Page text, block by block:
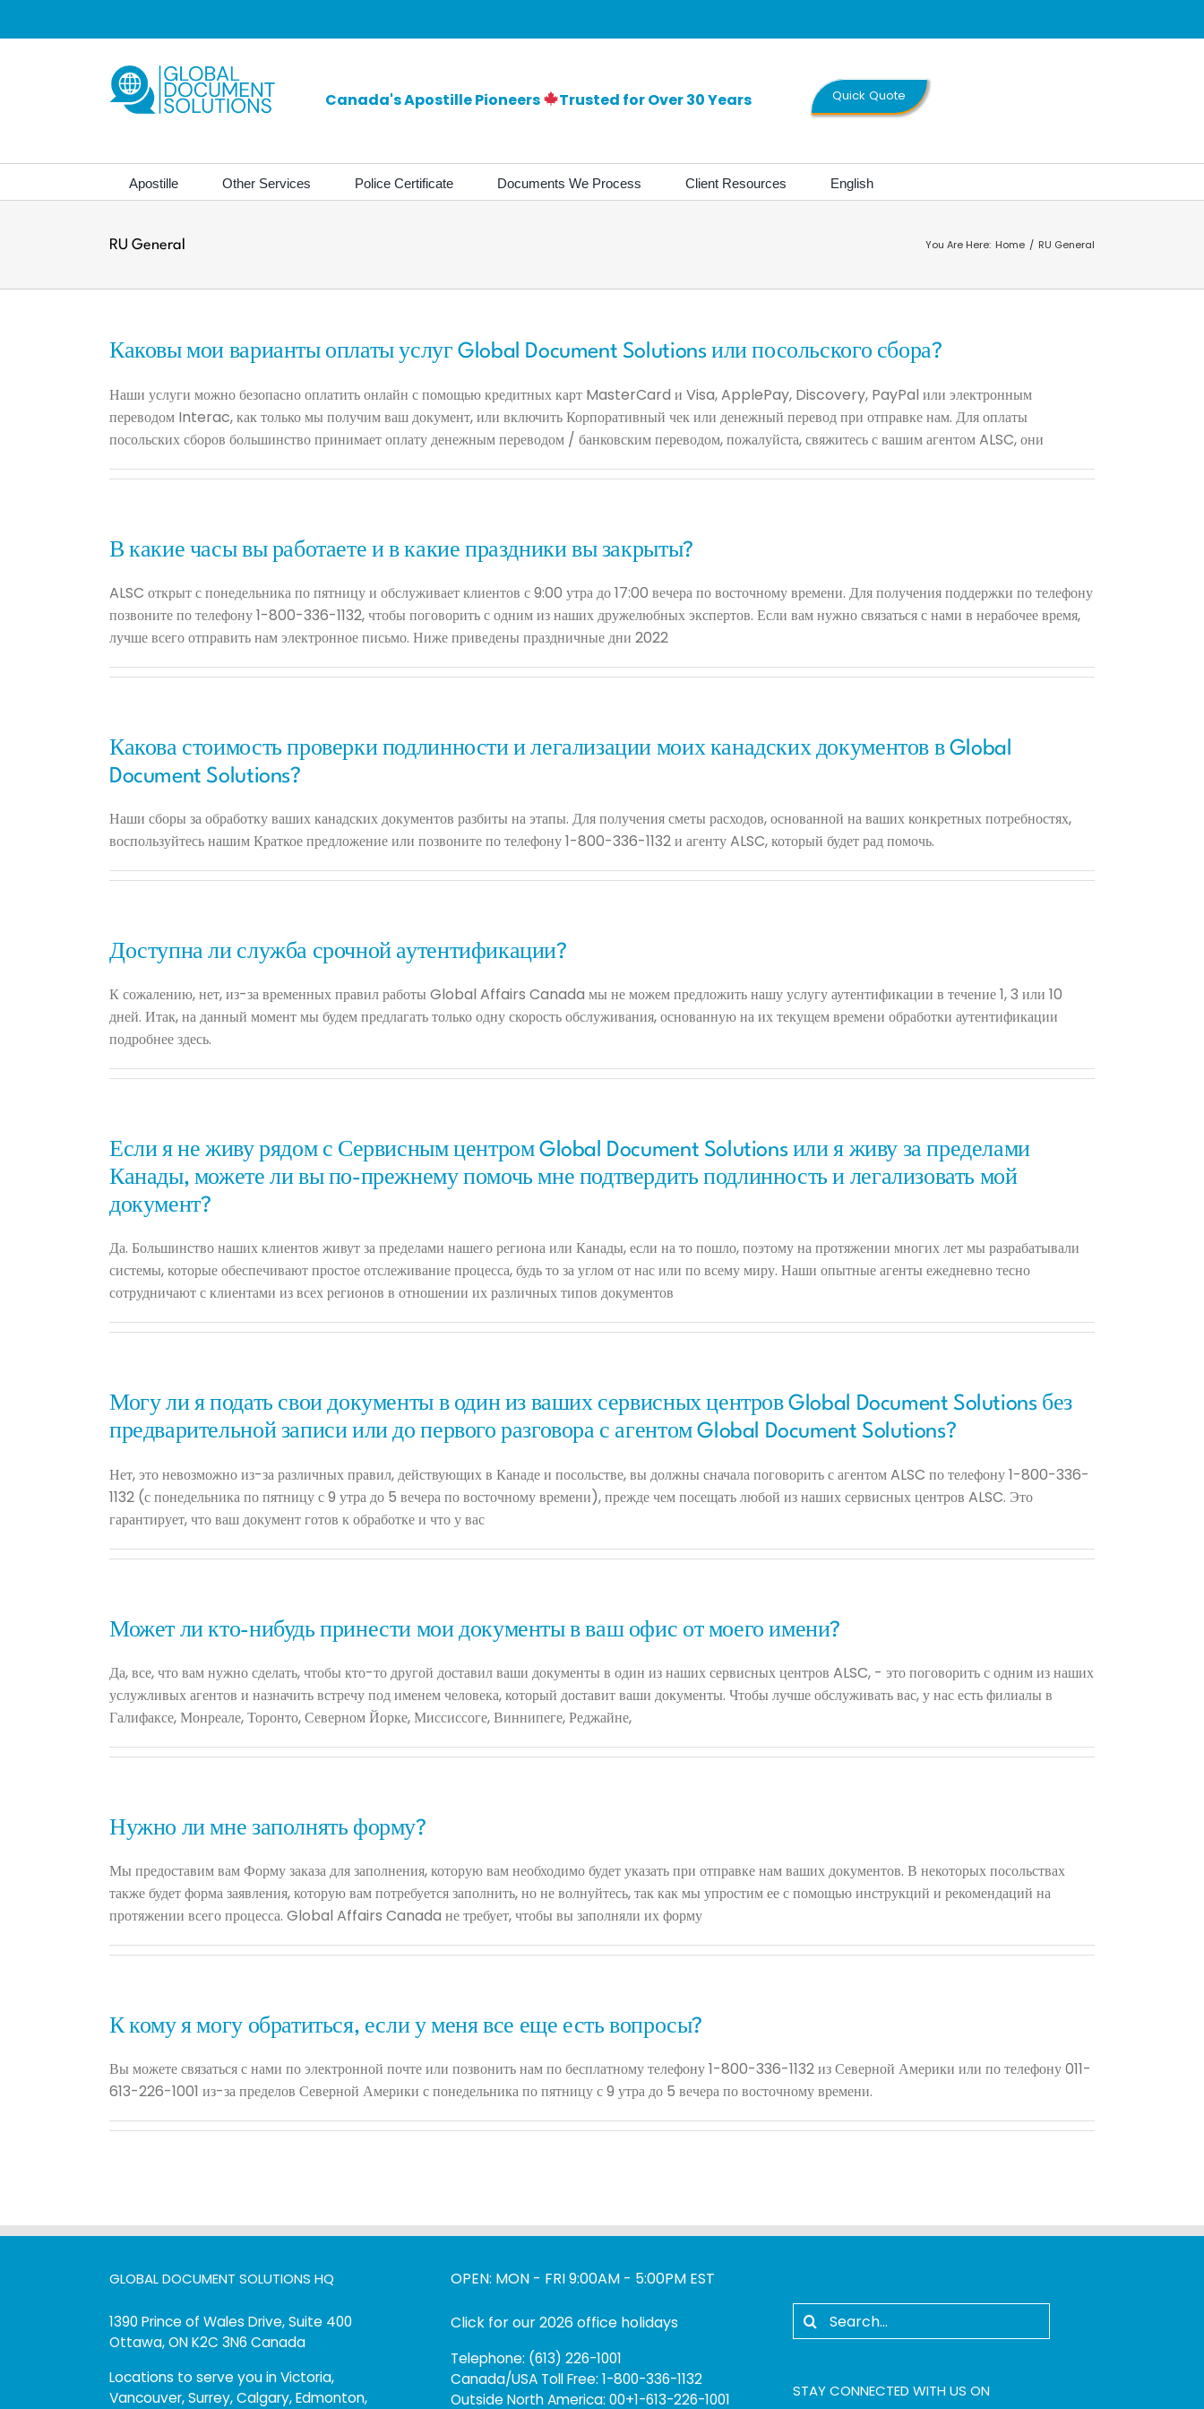
Canada's Apostille Pioneers Trusted for Over 30 Years Quick Quote
Apostille Other Services Police Certificate Documents We Process Client Resources English
RU General You Are Here: Home RU General
Каковы мои варианты оплаты услуг Global Document Solutions или посольского сбора?
Наши услуги можно безопасно оплатить онлайн с помощью кредитных карт MasterCard и Visa, ApplePay, Discovery, PayPal или электронным
переводом Interac, как только мы получим ваш документ, или включить Корпоративный чек или денежный перевод при отправке нам. Для оплаты
посольских сборов большинство принимает оплату денежным переводом / банковским переводом, пожалуйста, свяжитесь с вашим агентом ALSC, они
В какие часы вы работаете и в какие праздники вы закрыты?
ALSC открыт с понедельника по пятницу и обслуживает клиентов с 9:00 утра до 17:00 вечера по восточному времени. Для получения поддержки по телефону
позвоните по телефону 1-800-336-1132, чтобы поговорить с одним из наших дружелюбных экспертов. Если вам нужно связаться с нами в нерабочее время,
лучше всего отправить нам электронное письмо. Ниже приведены праздничные дни 2022
Какова стоимость проверки подлинности и легализации моих канадских документов в Global
Document Solutions?
Наши сборы за обработку ваших канадских документов разбиты на этапы. Для получения сметы расходов, основанной на ваших конкретных потребностях,
воспользуйтесь нашим Краткое предложение или позвоните по телефону 1-800-336-1132 и агенту ALSC, который будет рад помочь.
Доступна ли служба срочной аутентификации?
К сожалению, нет, из-за временных правил работы Global Affairs Canada мы не можем предложить нашу услугу аутентификации в течение 1, 3 или 10
дней. Итак, на данный момент мы будем предлагать только одну скорость обслуживания, основанную на их текущем времени обработки аутентификации
подробнее здесь.
Если я не живу рядом с Сервисным центром Global Document Solutions или я живу за пределами
Канады, можете ли вы по-прежнему помочь мне подтвердить подлинность и легализовать мой
документ?
Да. Большинство наших клиентов живут за пределами нашего региона или Канады, если на то пошло, поэтому на протяжении многих лет мы разрабатывали
системы, которые обеспечивают простое отслеживание процесса, будь то за углом от нас или по всему миру. Наши опытные агенты ежедневно тесно
сотрудничают с клиентами из всех регионов в отношении их различных типов документов
Могу ли я подать свои документы в один из ваших сервисных центров Global Document Solutions без
предварительной записи или до первого разговора с агентом Global Document Solutions?
Нет, это невозможно из-за различных правил, действующих в Канаде и посольстве, вы должны сначала поговорить с агентом ALSC по телефону 1-800-336-
1132 (с понедельника по пятницу с 9 утра до 5 вечера по восточному времени), прежде чем посещать любой из наших сервисных центров ALSC. Это
гарантирует, что ваш документ готов к обработке и что у вас
Может ли кто-нибудь принести мои документы в ваш офис от моего имени?
Да, все, что вам нужно сделать, чтобы кто-то другой доставил ваши документы в один из наших сервисных центров ALSC, - это поговорить с одним из наших
услужливых агентов и назначить встречу под именем человека, который доставит ваши документы. Чтобы лучше обслуживать вас, у нас есть филиалы в
Галифаксе, Монреале, Торонто, Северном Йорке, Миссиссоге, Виннипеге, Реджайне,
Нужно ли мне заполнять форму?
Мы предоставим вам Форму заказа для заполнения, которую вам необходимо будет указать при отправке нам ваших документов. В некоторых посольствах
также будет форма заявления, которую вам потребуется заполнить, но не волнуйтесь, так как мы упростим ее с помощью инструкций и рекомендаций на
протяжении всего процесса. Global Affairs Canada не требует, чтобы вы заполняли их форму
К кому я могу обратиться, если у меня все еще есть вопросы?
Вы можете связаться с нами по электронной почте или позвонить нам по бесплатному телефону 1-800-336-1132 из Северной Америки или по телефону 011-
613-226-1001 из-за пределов Северной Америки с понедельника по пятницу с 9 утра до 5 вечера по восточному времени.
GLOBAL DOCUMENT SOLUTIONS HQ
1390 Prince of Wales Drive, Suite 400
Ottawa, ON K2C 3N6 Canada
Locations to serve you in Victoria,
Vancouver, Surrey, Calgary, Edmonton,
OPEN: MON - FRI 9:00AM - 5:00PM EST
Click for our 2026 office holidays
Telephone: (613) 226-1001
Canada/USA Toll Free: 1-800-336-1132
Outside North America: 00+1-613-226-1001
Search
for:
STAY CONNECTED WITH US ON